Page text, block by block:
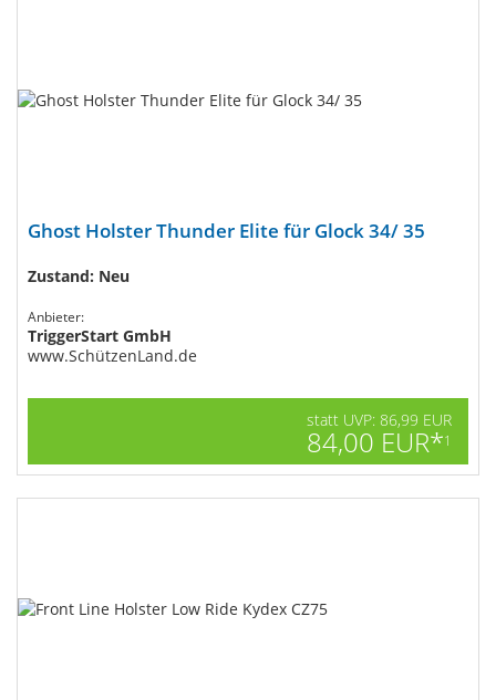
Ghost Holster Thunder Elite für Glock 34/ 35
Zustand: Neu
Anbieter:
TriggerStart GmbH
www.SchützenLand.de
statt UVP: 86,99 EUR
84,00 EUR*1